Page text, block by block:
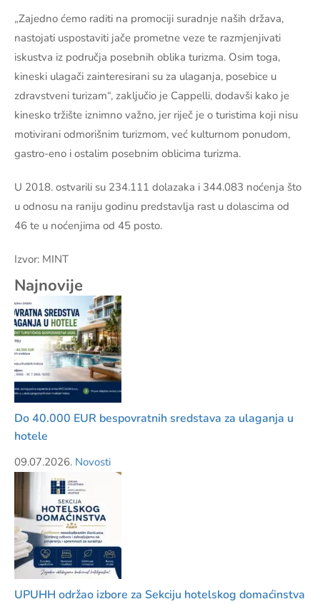
„Zajedno ćemo raditi na promociji suradnje naših država,
nastojati uspostaviti jače prometne veze te razmjenjivati
iskustva iz područja posebnih oblika turizma. Osim toga,
kineski ulagači zainteresirani su za ulaganja, posebice u
zdravstveni turizam“, zaključio je Cappelli, dodavši kako je
kinesko tržište iznimno važno, jer riječ je o turistima koji nisu
motivirani odmorišnim turizmom, već kulturnom ponudom,
gastro-eno i ostalim posebnim oblicima turizma.
U 2018. ostvarili su 234.111 dolazaka i 344.083 noćenja što
u odnosu na raniju godinu predstavlja rast u dolascima od
46 te u noćenjima od 45 posto.
Izvor: MINT
Najnovije
Do 40.000 EUR bespovratnih sredstava za ulaganja u
hotele
09.07.2026. Novosti
UPUHH održao izbore za Sekciju hotelskog domaćinstva